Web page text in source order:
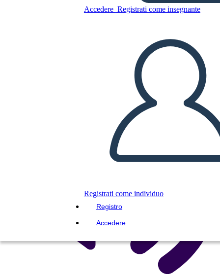
Accedere Registrati come insegnante
Registrati come individuo
Registro
Accedere
RIPRODURRE LA PRESENTAZIONE
LEGGIMI